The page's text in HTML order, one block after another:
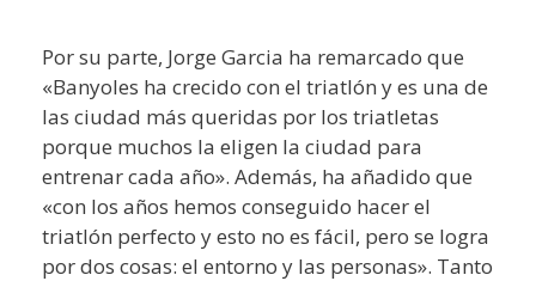
Por su parte, Jorge Garcia ha remarcado que
«Banyoles ha crecido con el triatlón y es una de
las ciudad más queridas por los triatletas
porque muchos la eligen la ciudad para
entrenar cada año». Además, ha añadido que
«con los años hemos conseguido hacer el
triatlón perfecto y esto no es fácil, pero se logra
por dos cosas: el entorno y las personas». Tanto